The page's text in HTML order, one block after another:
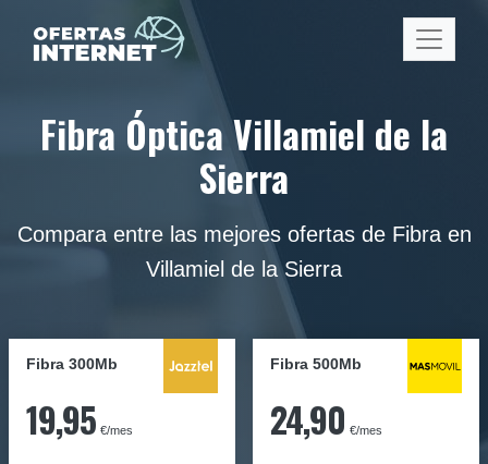
Fibra Óptica Villamiel de la
Sierra
Compara entre las mejores ofertas de Fibra en
Villamiel de la Sierra
Fibra 300Mb
19,95 €/mes
Fibra 500Mb
24,90 €/mes